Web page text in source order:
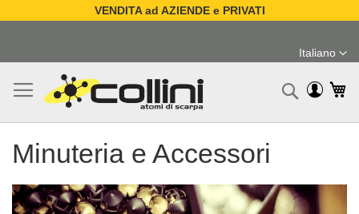
VENDITA ad AZIENDE e PRIVATI
contenuto
Lingua
Italiano
Minuteria e Accessori